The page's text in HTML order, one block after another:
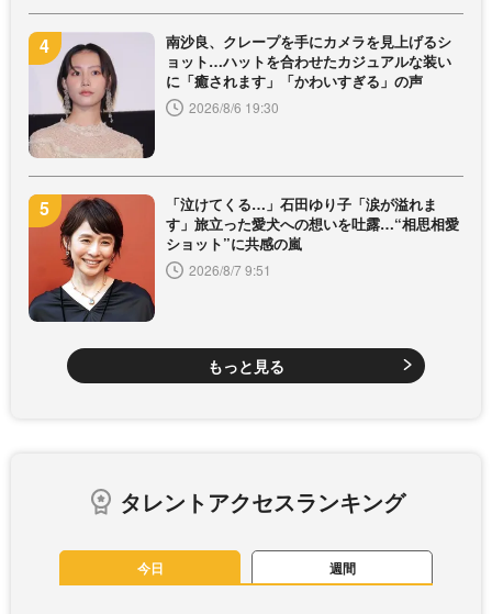
南沙良、クレープを手にカメラを見上げるシ
ョット…ハットを合わせたカジュアルな装い
に「癒されます」「かわいすぎる」の声
2026/8/6 19:30
「泣けてくる…」石田ゆり子「涙が溢れま
す」旅立った愛犬への想いを吐露…“相思相愛
ショット”に共感の嵐
2026/8/7 9:51
もっと見る
タレントアクセスランキング
今日 週間